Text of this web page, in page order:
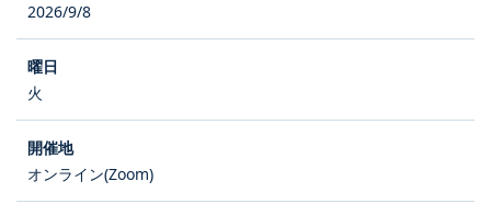
2026/9/8
火
オンライン(Zoom)